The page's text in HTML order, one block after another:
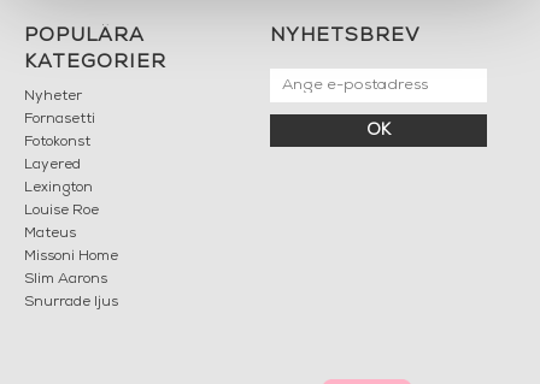
POPULÄRA
KATEGORIER
Nyheter
Fornasetti
Fotokonst
Layered
Lexington
Louise Roe
Mateus
Missoni Home
Slim Aarons
Snurrade ljus
NYHETSBREV
OK